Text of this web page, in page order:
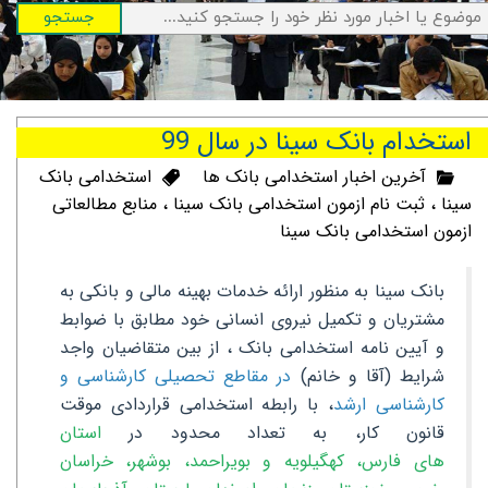
جستجو
استخدام بانک سینا در سال 99
آخرین اخبار استخدامی بانک ها
استخدامی بانک
سینا ، ثبت نام ازمون استخدامی بانک سینا ، منابع مطالعاتی
ازمون استخدامی بانک سینا
بانک سینا به منظور ارائه خدمات بهینه مالی و بانکی به
مشتریان و تکمیل نیروی انسانی خود مطابق با ضوابط
و آیین نامه استخدامی بانک ، از بین متقاضیان واجد
شرایط (آقا و خانم) در مقاطع تحصیلی کارشناسی و
کارشناسی ارشد، با رابطه استخدامی قراردادی موقت
قانون کار، به تعداد محدود در استان
های فارس، کهگیلویه و بویراحمد، بوشهر، خراسان